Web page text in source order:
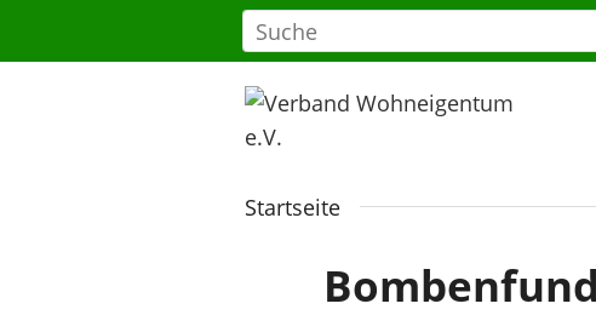
Startseite